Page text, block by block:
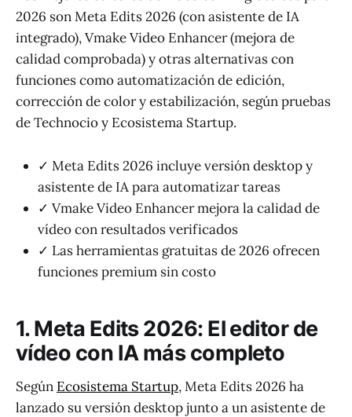
2026 son Meta Edits 2026 (con asistente de IA
integrado), Vmake Video Enhancer (mejora de
calidad comprobada) y otras alternativas con
funciones como automatización de edición,
corrección de color y estabilización, según pruebas
de Technocio y Ecosistema Startup.
✓ Meta Edits 2026 incluye versión desktop y
asistente de IA para automatizar tareas
✓ Vmake Video Enhancer mejora la calidad de
vídeo con resultados verificados
✓ Las herramientas gratuitas de 2026 ofrecen
funciones premium sin costo
1. Meta Edits 2026: El editor de
vídeo con IA más completo
Según Ecosistema Startup, Meta Edits 2026 ha
lanzado su versión desktop junto a un asistente de